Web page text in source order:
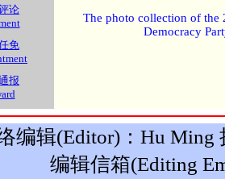
论
免
报
The photo collection of the
Democracy
编辑(Editor)：Hu Ming
编辑信箱(Editing